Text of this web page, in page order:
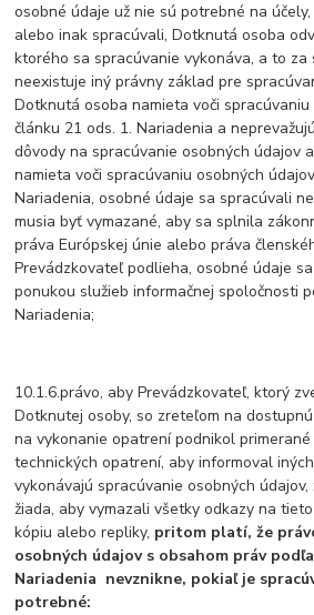
osobné údaje už nie sú potrebné na
alebo inak spracúvali, Dotknutá osoba
ktorého sa spracúvanie vykonáva, a to za
neexistuje iný právny základ pre
Dotknutá osoba namieta voči
článku 21 ods. 1. Nariadenia a
dôvody na spracúvanie osobných údajov
namieta voči spracúvaniu osobných
Nariadenia, osobné údaje sa spracúvali
musia byť vymazané, aby sa splnila
práva Európskej únie alebo práva
Prevádzkovateľ podlieha, osobné údaje
ponukou služieb informačnej spoločnosti
Nariadenia;
10.1.6.právo, aby Prevádzkovateľ, ktorý
Dotknutej osoby, so zreteľom na
na vykonanie opatrení podnikol
technických opatrení, aby informoval
vykonávajú spracúvanie osobných
žiada, aby vymazali všetky odkazy na
kópiu alebo repliky, pritom platí, že
osobných údajov s obsahom práv
Nariadenia nevznikne, pokiaľ je
potrebné: